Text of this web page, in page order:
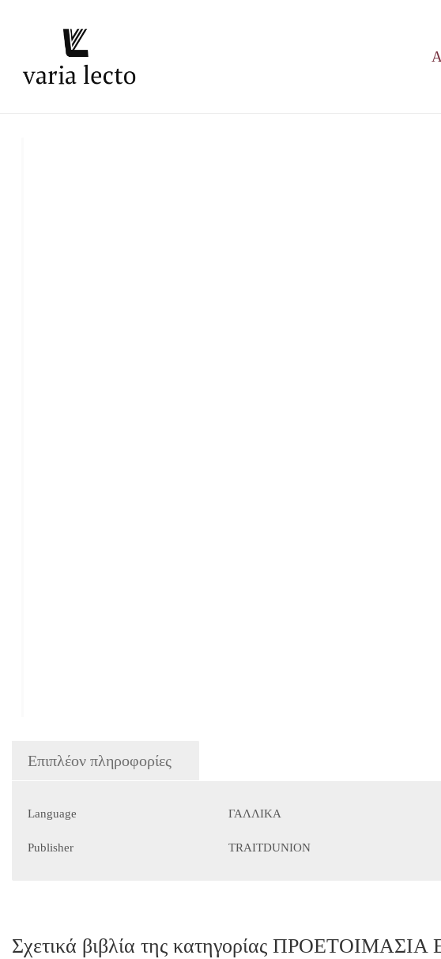
Επιπλέον πληροφορίες
Language ΓΑΛΛΙΚΑ
Publisher TRAITDUNION
Σχετικά βιβλία της κατηγορίας